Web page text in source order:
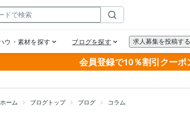
会員登録で10％割引クーポ
ホーム ブログトップ ブログ コラム